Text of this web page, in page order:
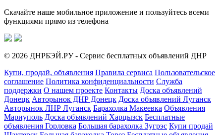
Скачайте наше мобильное приложение и пользуйтесь всеми
функциями прямо из телефона
© 2026 ДНРБЭЙ.РУ - Сервис бесплатных объявлений ДНР
Купи, продай, объявления Правила сервиса Пользовательское
соглашение Политика конфиденциальности Служба
поддержки О нашем проекте Контакты Доска объявлений
Донецк Авторынок ДНР Донецк Доска объявлений Луганск
Авторынок ЛНР Луганск Барахолка Макеевка Объявления
Мариуполь Доска объявлений Харцызск Бесплатные
объявления Горловка Большая барахолка Зугрэс Купи продай